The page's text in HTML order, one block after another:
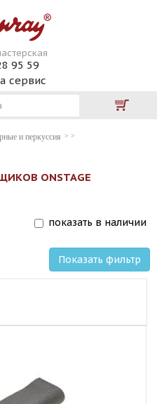
95 59
сервис
и перкуссия
ONSTAGE
показать в наличии
Показать фильтр